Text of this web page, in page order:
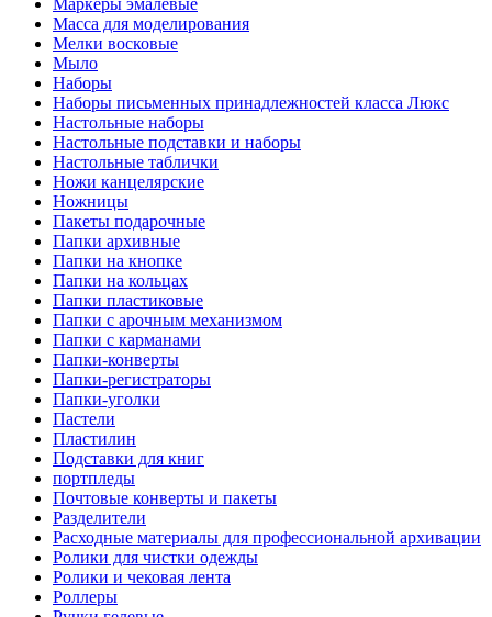
Маркеры эмалевые
Масса для моделирования
Мелки восковые
Мыло
Наборы
Наборы письменных принадлежностей класса Люкс
Настольные наборы
Настольные подставки и наборы
Настольные таблички
Ножи канцелярские
Ножницы
Пакеты подарочные
Папки архивные
Папки на кнопке
Папки на кольцах
Папки пластиковые
Папки с арочным механизмом
Папки с карманами
Папки-конверты
Папки-регистраторы
Папки-уголки
Пастели
Пластилин
Подставки для книг
портпледы
Почтовые конверты и пакеты
Разделители
Расходные материалы для профессиональной архивации
Ролики для чистки одежды
Ролики и чековая лента
Роллеры